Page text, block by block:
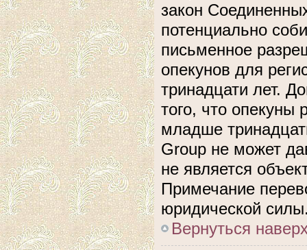
закон
потенциально
письменное
опекунов для
тринадцати лет.
того, что опекуны
младше
Group не может
не является
Примечание
юридической
Вернуться